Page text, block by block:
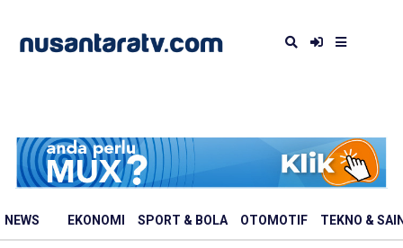
NEWS EKONOMI SPORT & BOLA OTOMOTIF TEKNO &